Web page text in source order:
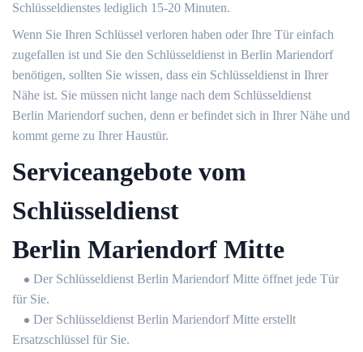
Schlüsseldienstes lediglich 15-20 Minuten.
Wenn Sie Ihren Schlüssel verloren haben oder Ihre Tür einfach
zugefallen ist und Sie den Schlüsseldienst in Berlin Mariendorf
benötigen, sollten Sie wissen, dass ein Schlüsseldienst in Ihrer
Nähe ist. Sie müssen nicht lange nach dem Schlüsseldienst
Berlin Mariendorf suchen, denn er befindet sich in Ihrer Nähe und
kommt gerne zu Ihrer Haustür.
Serviceangebote vom
Schlüsseldienst
Berlin Mariendorf Mitte
Der Schlüsseldienst Berlin Mariendorf Mitte öffnet jede Tür
für Sie.
Der Schlüsseldienst Berlin Mariendorf Mitte erstellt
Ersatzschlüssel für Sie.